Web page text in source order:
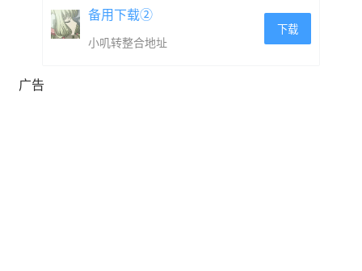
然而，在穿越到未来之后，你会立即面对“世界大众监管
组织”（WORM），这是一个禁止 行为以提高生产力的
备用下载②
小叽转整合地址
下载
广告